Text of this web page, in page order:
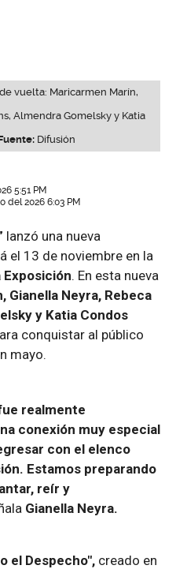
vuelta: Maricarmen Marín,
Almendra Gomelsky y Katia
Difusión
5:51 PM
del 2026 6:03 PM
lanzó una nueva
el 13 de noviembre en la
Exposición. En esta nueva
Gianella Neyra, Rebeca
y Katia Condos
conquistar al público
mayo.
realmente
conexión muy especial
con el elenco
Estamos preparando
reír y
Gianella Neyra.
el Despecho", creado en